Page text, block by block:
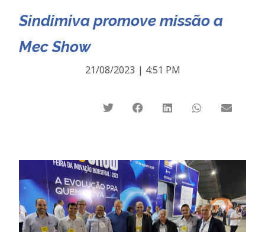
Sindimiva promove missão a
Mec Show
21/08/2023 | 4:51 PM